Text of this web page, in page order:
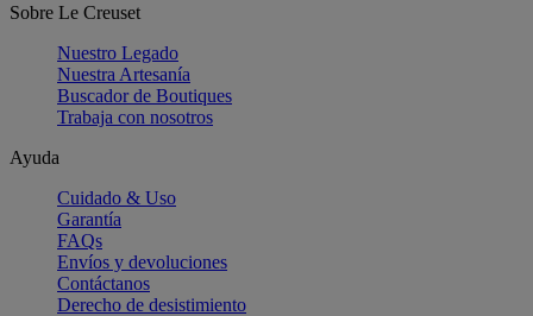
Sobre Le Creuset
Nuestro Legado
Nuestra Artesanía
Buscador de Boutiques
Trabaja con nosotros
Ayuda
Cuidado & Uso
Garantía
FAQs
Envíos y devoluciones
Contáctanos
Derecho de desistimiento